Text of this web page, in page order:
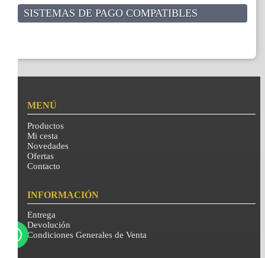
SISTEMAS DE PAGO COMPATIBLES
MENÚ
Productos
Mi cesta
Novedades
Ofertas
Contacto
INFORMACIÓN
Entrega
Devolución
Condiciones Generales de Venta